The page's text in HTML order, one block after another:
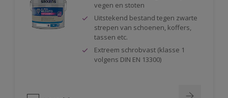
vegen en stoten
Uitstekend bestand tegen zwarte
strepen van schoenen, koffers,
tassen etc.
Extreem schrobvast (klasse 1
volgens DIN EN 13300)